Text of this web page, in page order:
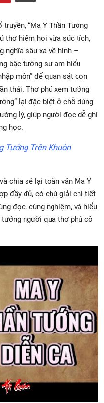
“Ma Y Thần Tướng
thơ hiếm hoi vừa súc tích,
nghĩa sâu xa về hình –
bậc tướng sư am hiểu
môn” để quan sát con
thái. Thơ phú xem tướng
lại đặc biệt ở chỗ dùng
lý, giúp người đọc dễ ghi
học.
Tướng Trên Khuôn
chia sẻ lại toàn văn Ma Y
đầy đủ, có chú giải chi tiết
đọc, cùng nghiệm, và hiểu
người qua thơ phú cổ